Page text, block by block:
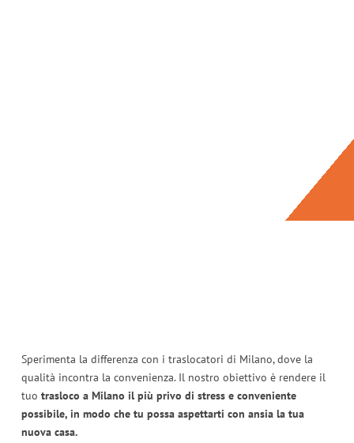
Sperimenta la differenza con i traslocatori di Milano, dove la
qualità incontra la convenienza. Il nostro obiettivo è rendere il
tuo trasloco a Milano il più privo di stress e conveniente
possibile, in modo che tu possa aspettarti con ansia la tua
nuova casa.